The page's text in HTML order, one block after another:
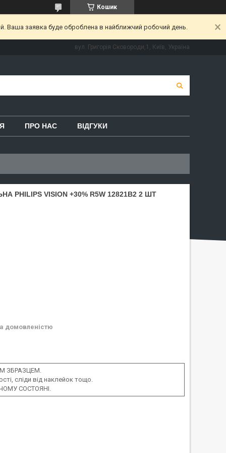
Кошик
Ваша заявка буде оброблена в найближчий робочий день.
вул. Григорія Сковороди,1, Київ, Україна
ПРО НАС ВІДГУКИ
VISION +30% R5W 12821B2 2 ШТ
домовленістю
ЗБРАЗЦЕМ.
сліди від наклейок тощо.
СОСТОЯНІ.